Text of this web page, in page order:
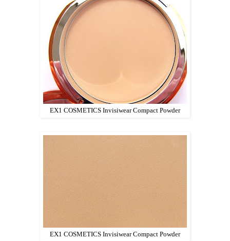
EX1 COSMETICS Invisiwear Compact Powder
EX1 COSMETICS Invisiwear Compact Powder